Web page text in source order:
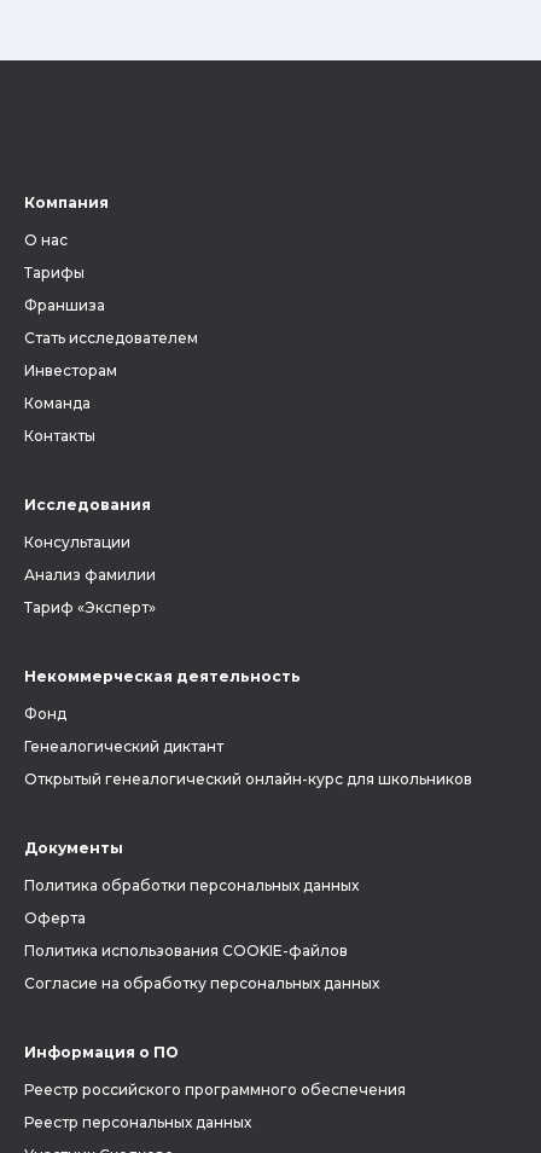
Компания
О нас
Тарифы
Франшиза
Стать исследователем
Инвесторам
Команда
Контакты
Исследования
Консультации
Анализ фамилии
Тариф «Эксперт»
Некоммерческая деятельность
Фонд
Генеалогический диктант
Открытый генеалогический онлайн-курс для школьников
Документы
Политика обработки персональных данных
Оферта
Политика использования COOKIE-файлов
Согласие на обработку персональных данных
Информация о ПО
Реестр российского программного обеспечения
Реестр персональных данных